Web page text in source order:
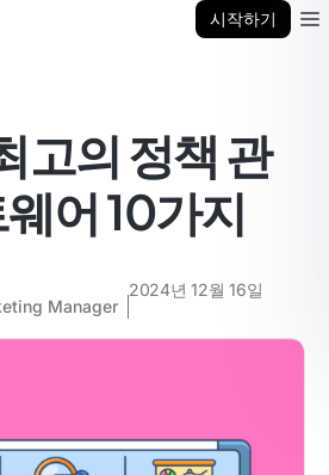
시작하기
고의 정책 관
어 10가지
Manager
2024년 12월 16일